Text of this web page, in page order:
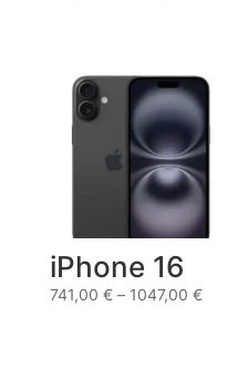
iPhone 16
741,00 €– 1047,00 €